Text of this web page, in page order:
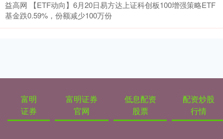
益高网 【ETF动向】6月20日易方达上证科创板100增强策略ETF
基金跌0.59%，份额减少100万份
富明
证券
富明证券
官网
低息配资
股票
配资炒股
行情